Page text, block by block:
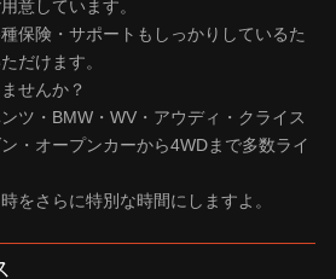
意しています。
保険・サポートもしっかりしているた
だけます。
せんか？
ツ・BMW・WV・アウディ・クライス
・オープンカーから4WDまで多数ライ
をさらに特別な時間にしますよ。